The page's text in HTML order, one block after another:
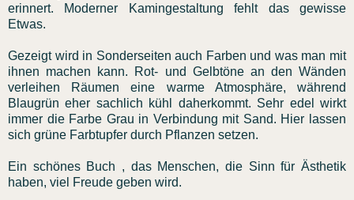
erinnert. Moderner Kamingestaltung fehlt das gewisse
Etwas.
Gezeigt wird in Sonderseiten auch Farben und was man mit
ihnen machen kann. Rot- und Gelbtöne an den Wänden
verleihen Räumen eine warme Atmosphäre, während
Blaugrün eher sachlich kühl daherkommt. Sehr edel wirkt
immer die Farbe Grau in Verbindung mit Sand. Hier lassen
sich grüne Farbtupfer durch Pflanzen setzen.
Ein schönes Buch , das Menschen, die Sinn für Ästhetik
haben, viel Freude geben wird.